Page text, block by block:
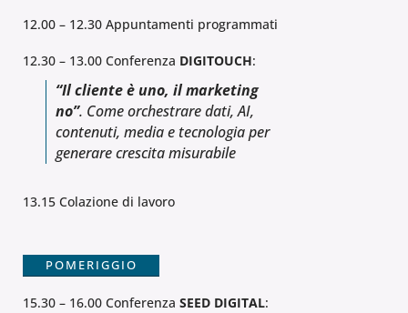
12.00 – 12.30 Appuntamenti programmati
12.30 – 13.00 Conferenza DIGITOUCH:
“Il cliente è uno, il marketing
no”. Come orchestrare dati, AI,
contenuti, media e tecnologia per
generare crescita misurabile
13.15 Colazione di lavoro
POMERIGGIO
15.30 – 16.00 Conferenza SEED DIGITAL: